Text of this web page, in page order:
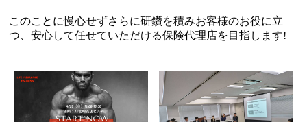
このことに慢心せずさらに研鑽を積みお客様のお役に立
つ、安心して任せていただける保険代理店を目指します!